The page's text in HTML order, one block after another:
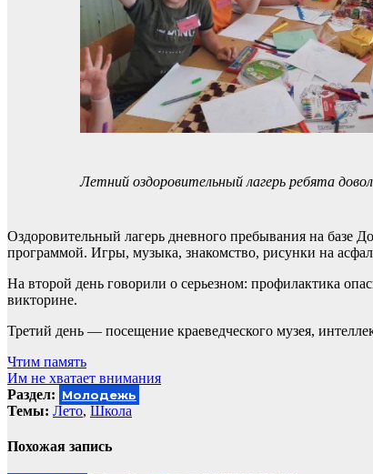
Летний оздоровительный лагерь ребята
Оздоровительный лагерь дневного пребывания на базе
программой. Игры, музыка, знакомство, рисунки на
На второй день говорили о серьезном: профилактика
викторине.
Третий день — посещение краеведческого музея,
Навигация
по
записям
Чтим память
Им не хватает внимания
Раздел: Молодежь
Темы: Лето, Школа
Похожая запись